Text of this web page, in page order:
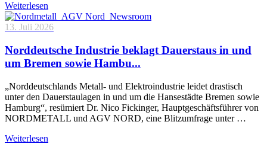
Weiterlesen
13. Juli 2026
Norddeutsche Industrie beklagt Dauerstaus in und
um Bremen sowie Hambu...
„Norddeutschlands Metall- und Elektroindustrie leidet drastisch
unter den Dauerstaulagen in und um die Hansestädte Bremen sowie
Hamburg“, resümiert Dr. Nico Fickinger, Hauptgeschäftsführer von
NORDMETALL und AGV NORD, eine Blitzumfrage unter …
Weiterlesen